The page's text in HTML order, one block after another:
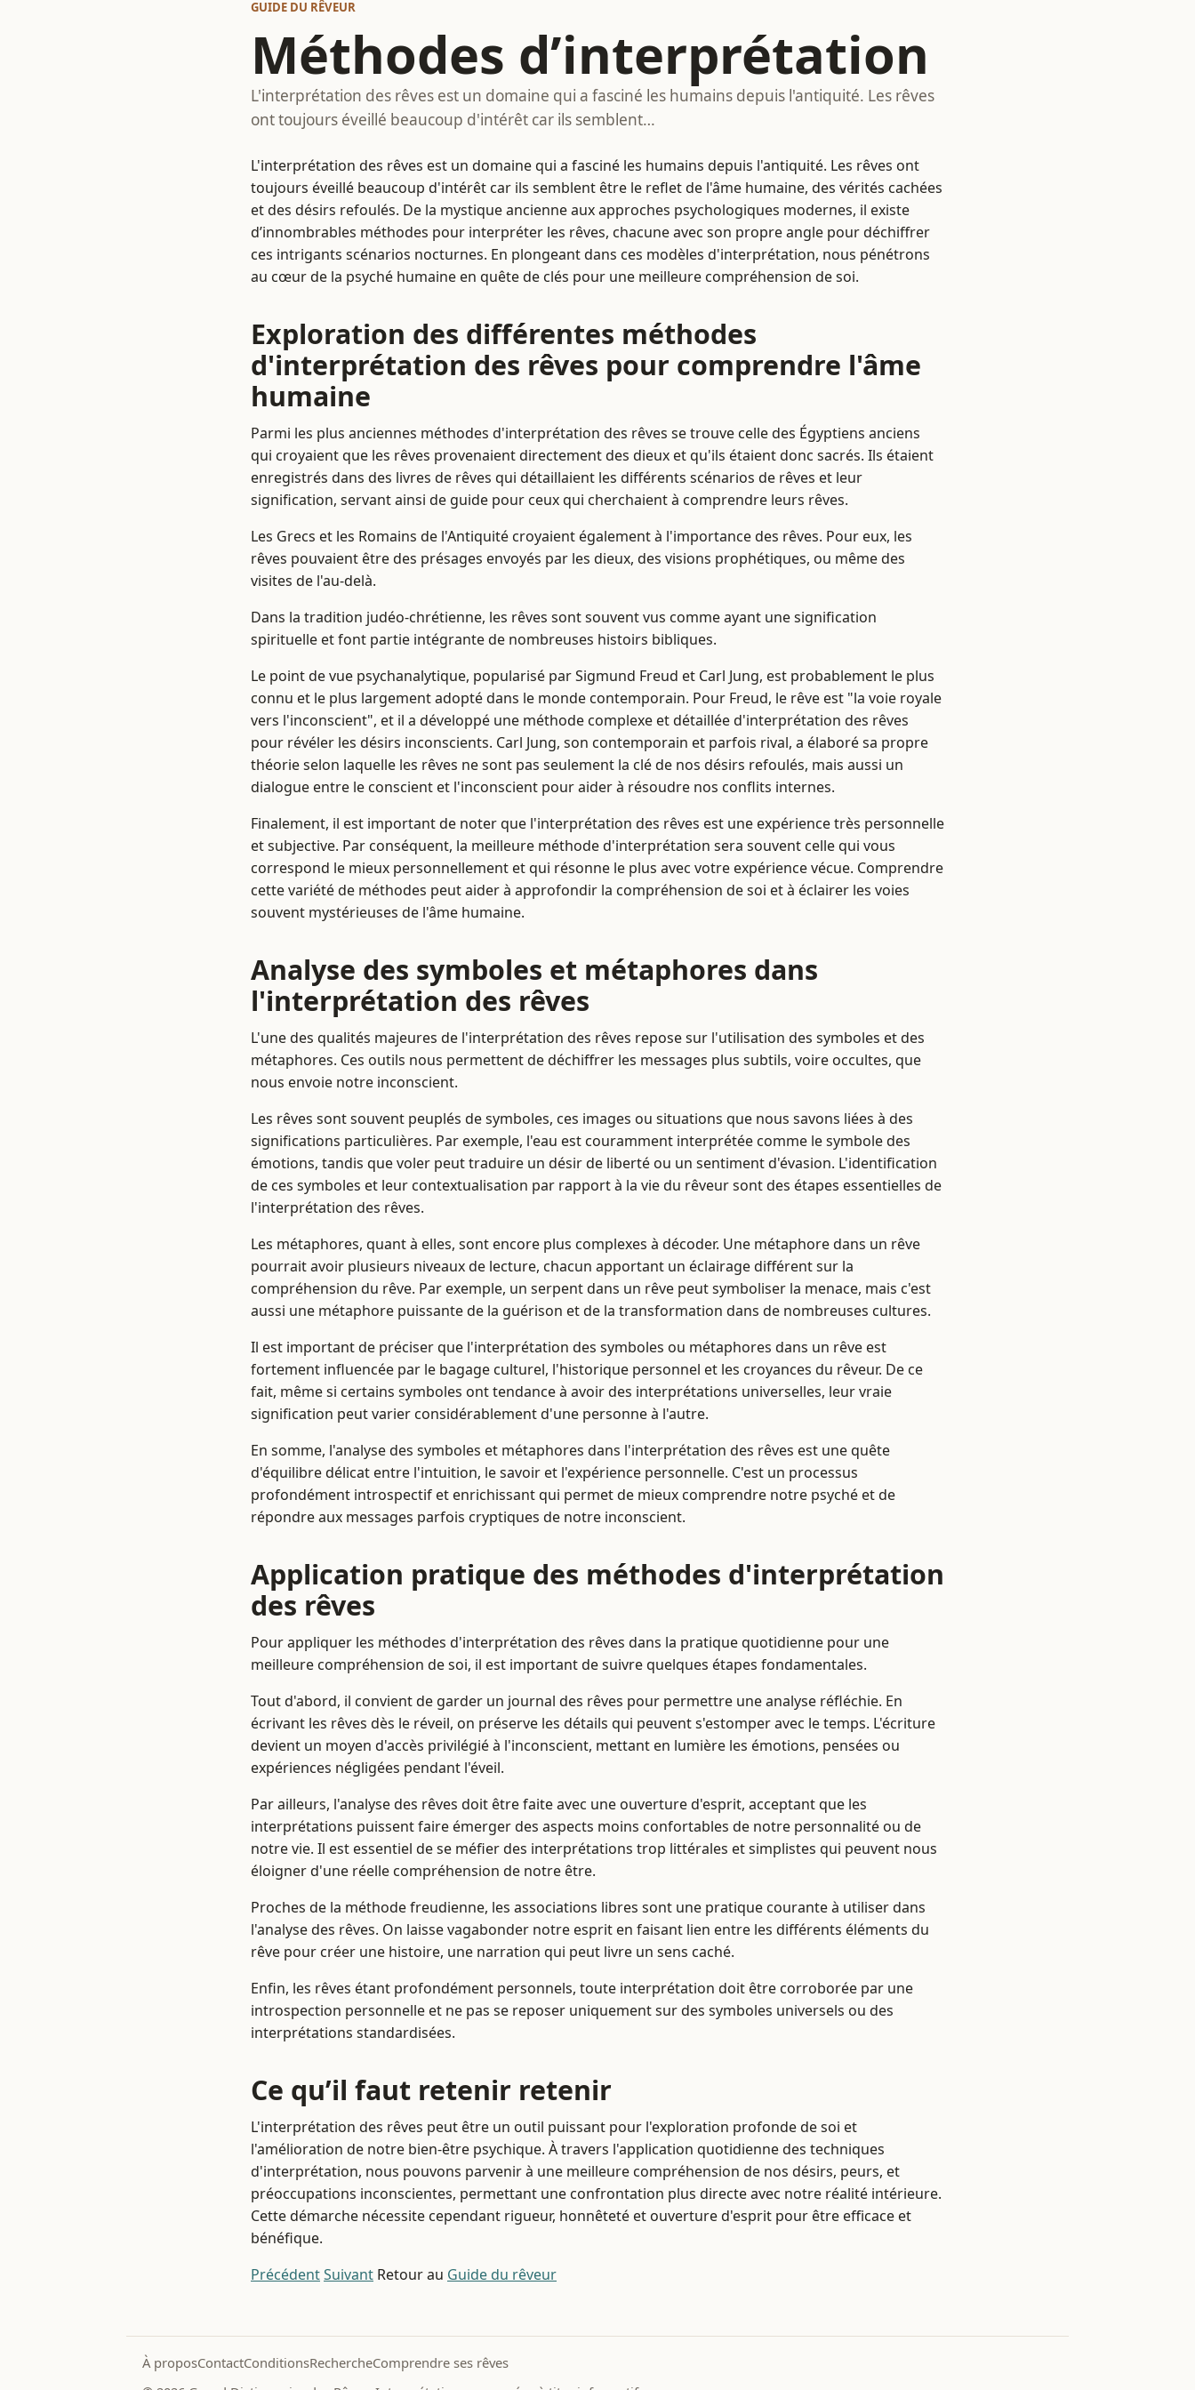
GUIDE DU RÊVEUR
Méthodes d’interprétation
L'interprétation des rêves est un domaine qui a fasciné les humains depuis l'antiquité. Les rêves
ont toujours éveillé beaucoup d'intérêt car ils semblent…
L'interprétation des rêves est un domaine qui a fasciné les humains depuis l'antiquité. Les rêves ont
toujours éveillé beaucoup d'intérêt car ils semblent être le reflet de l'âme humaine, des vérités cachées
et des désirs refoulés. De la mystique ancienne aux approches psychologiques modernes, il existe
d’innombrables méthodes pour interpréter les rêves, chacune avec son propre angle pour déchiffrer
ces intrigants scénarios nocturnes. En plongeant dans ces modèles d'interprétation, nous pénétrons
au cœur de la psyché humaine en quête de clés pour une meilleure compréhension de soi.
Exploration des différentes méthodes
d'interprétation des rêves pour comprendre l'âme
humaine
Parmi les plus anciennes méthodes d'interprétation des rêves se trouve celle des Égyptiens anciens
qui croyaient que les rêves provenaient directement des dieux et qu'ils étaient donc sacrés. Ils étaient
enregistrés dans des livres de rêves qui détaillaient les différents scénarios de rêves et leur
signification, servant ainsi de guide pour ceux qui cherchaient à comprendre leurs rêves.
Les Grecs et les Romains de l'Antiquité croyaient également à l'importance des rêves. Pour eux, les
rêves pouvaient être des présages envoyés par les dieux, des visions prophétiques, ou même des
visites de l'au-delà.
Dans la tradition judéo-chrétienne, les rêves sont souvent vus comme ayant une signification
spirituelle et font partie intégrante de nombreuses histoirs bibliques.
Le point de vue psychanalytique, popularisé par Sigmund Freud et Carl Jung, est probablement le plus
connu et le plus largement adopté dans le monde contemporain. Pour Freud, le rêve est "la voie royale
vers l'inconscient", et il a développé une méthode complexe et détaillée d'interprétation des rêves
pour révéler les désirs inconscients. Carl Jung, son contemporain et parfois rival, a élaboré sa propre
théorie selon laquelle les rêves ne sont pas seulement la clé de nos désirs refoulés, mais aussi un
dialogue entre le conscient et l'inconscient pour aider à résoudre nos conflits internes.
Finalement, il est important de noter que l'interprétation des rêves est une expérience très personnelle
et subjective. Par conséquent, la meilleure méthode d'interprétation sera souvent celle qui vous
correspond le mieux personnellement et qui résonne le plus avec votre expérience vécue. Comprendre
cette variété de méthodes peut aider à approfondir la compréhension de soi et à éclairer les voies
souvent mystérieuses de l'âme humaine.
Analyse des symboles et métaphores dans
l'interprétation des rêves
L'une des qualités majeures de l'interprétation des rêves repose sur l'utilisation des symboles et des
métaphores. Ces outils nous permettent de déchiffrer les messages plus subtils, voire occultes, que
nous envoie notre inconscient.
Les rêves sont souvent peuplés de symboles, ces images ou situations que nous savons liées à des
significations particulières. Par exemple, l'eau est couramment interprétée comme le symbole des
émotions, tandis que voler peut traduire un désir de liberté ou un sentiment d'évasion. L'identification
de ces symboles et leur contextualisation par rapport à la vie du rêveur sont des étapes essentielles de
l'interprétation des rêves.
Les métaphores, quant à elles, sont encore plus complexes à décoder. Une métaphore dans un rêve
pourrait avoir plusieurs niveaux de lecture, chacun apportant un éclairage différent sur la
compréhension du rêve. Par exemple, un serpent dans un rêve peut symboliser la menace, mais c'est
aussi une métaphore puissante de la guérison et de la transformation dans de nombreuses cultures.
Il est important de préciser que l'interprétation des symboles ou métaphores dans un rêve est
fortement influencée par le bagage culturel, l'historique personnel et les croyances du rêveur. De ce
fait, même si certains symboles ont tendance à avoir des interprétations universelles, leur vraie
signification peut varier considérablement d'une personne à l'autre.
En somme, l'analyse des symboles et métaphores dans l'interprétation des rêves est une quête
d'équilibre délicat entre l'intuition, le savoir et l'expérience personnelle. C'est un processus
profondément introspectif et enrichissant qui permet de mieux comprendre notre psyché et de
répondre aux messages parfois cryptiques de notre inconscient.
Application pratique des méthodes d'interprétation
des rêves
Pour appliquer les méthodes d'interprétation des rêves dans la pratique quotidienne pour une
meilleure compréhension de soi, il est important de suivre quelques étapes fondamentales.
Tout d'abord, il convient de garder un journal des rêves pour permettre une analyse réfléchie. En
écrivant les rêves dès le réveil, on préserve les détails qui peuvent s'estomper avec le temps. L'écriture
devient un moyen d'accès privilégié à l'inconscient, mettant en lumière les émotions, pensées ou
expériences négligées pendant l'éveil.
Par ailleurs, l'analyse des rêves doit être faite avec une ouverture d'esprit, acceptant que les
interprétations puissent faire émerger des aspects moins confortables de notre personnalité ou de
notre vie. Il est essentiel de se méfier des interprétations trop littérales et simplistes qui peuvent nous
éloigner d'une réelle compréhension de notre être.
Proches de la méthode freudienne, les associations libres sont une pratique courante à utiliser dans
l'analyse des rêves. On laisse vagabonder notre esprit en faisant lien entre les différents éléments du
rêve pour créer une histoire, une narration qui peut livre un sens caché.
Enfin, les rêves étant profondément personnels, toute interprétation doit être corroborée par une
introspection personnelle et ne pas se reposer uniquement sur des symboles universels ou des
interprétations standardisées.
Ce qu’il faut retenir retenir
L'interprétation des rêves peut être un outil puissant pour l'exploration profonde de soi et
l'amélioration de notre bien-être psychique. À travers l'application quotidienne des techniques
d'interprétation, nous pouvons parvenir à une meilleure compréhension de nos désirs, peurs, et
préoccupations inconscientes, permettant une confrontation plus directe avec notre réalité intérieure.
Cette démarche nécessite cependant rigueur, honnêteté et ouverture d'esprit pour être efficace et
bénéfique.
PrécédentSuivant Retour au Guide du rêveur
À proposContactConditionsRechercheComprendre ses rêves